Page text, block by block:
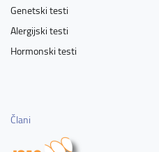
Genetski testi
Alergijski testi
Hormonski testi
Člani